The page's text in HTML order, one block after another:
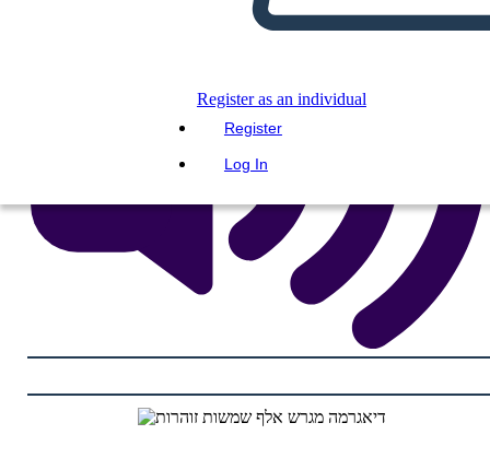
Register as an individual
Register
Log In